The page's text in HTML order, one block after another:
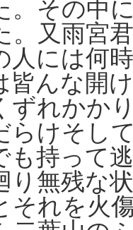
。その中
。又雨宮
人には何
皆んな開
ずれかか
らけそし
も持って
り無残な
それを火